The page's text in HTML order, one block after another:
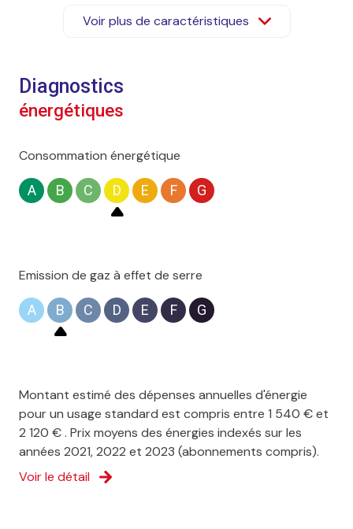
construit en 1996
cuisine séparée (équipée)
Chauffage individuel : radiateur (electrique)
1 garage(s)
exposition Sud
2 niveau(x)
1er étage
cave
terrasse
Voir plus de caractéristiques
Diagnostics
énergétiques
Consommation énergétique
A B C D E F G
Emission de gaz à effet de serre
A B C D E F G
Montant estimé des dépenses annuelles d'énergie
pour un usage standard est compris entre 1 540 € et
2 120 € . Prix moyens des énergies indexés sur les
années 2021, 2022 et 2023 (abonnements compris).
Voir le détail